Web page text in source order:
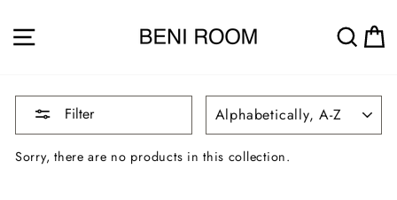
content
SITE NAVIGATION
Filter
SORT
Sorry, there are no products in this collection.